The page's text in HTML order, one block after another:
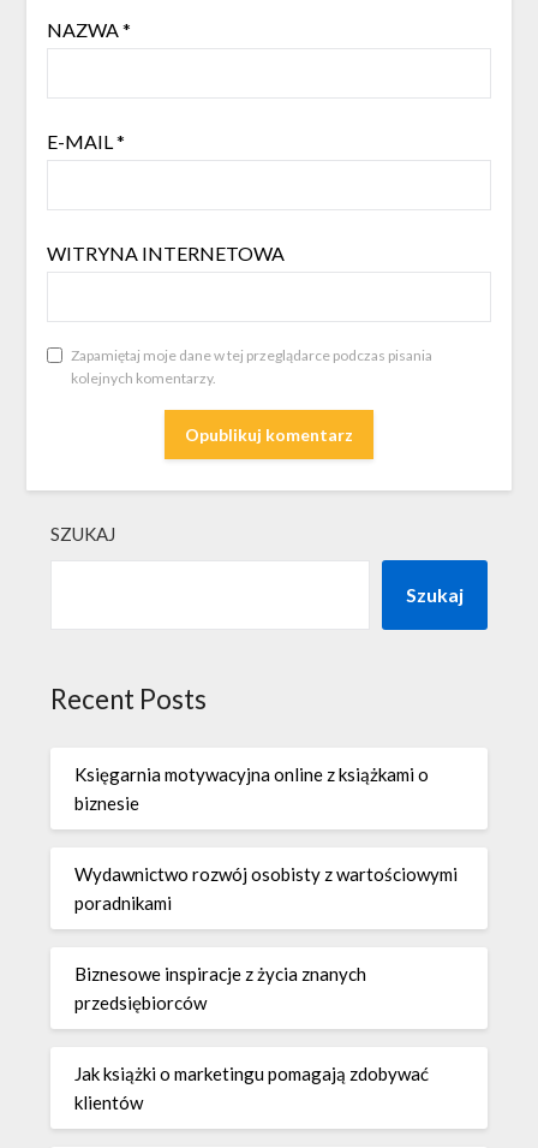
NAZWA *
E-MAIL *
WITRYNA INTERNETOWA
Zapamiętaj moje dane w tej przeglądarce podczas pisania
kolejnych komentarzy.
SZUKAJ
Szukaj
Recent Posts
Księgarnia motywacyjna online z książkami o
biznesie
Wydawnictwo rozwój osobisty z wartościowymi
poradnikami
Biznesowe inspiracje z życia znanych
przedsiębiorców
Jak książki o marketingu pomagają zdobywać
klientów